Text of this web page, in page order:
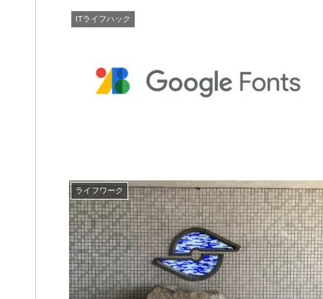
ITライフハック
ライフワーク